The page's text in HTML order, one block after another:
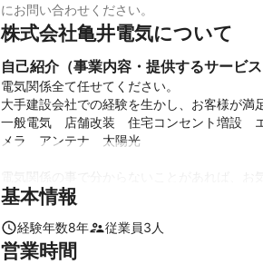
にお問い合わせください。
株式会社亀井電気について
自己紹介（事業内容・提供するサービス
電気関係全て任せてください。
大手建設会社での経験を生かし、お客様が満
一般電気　店舗改装　住宅コンセント増設　
メラ　アンテナ　太陽光
これまでの実績
大手建設会社　埼玉県内の市役所　病院　ラ
基本情報
経験年数8年 従業員3 人
営業時間